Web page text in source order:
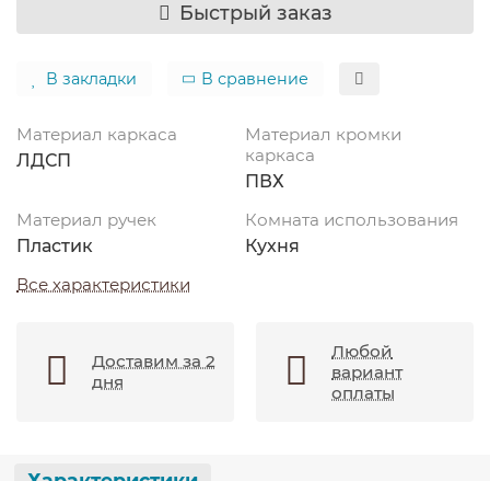
Быстрый заказ
В закладки В сравнение
Материал каркаса
ЛДСП
Материал кромки
каркаса
ПВХ
Материал ручек
Пластик
Комната использования
Кухня
Все характеристики
Доставим за 2
дня
Любой
вариант
оплаты